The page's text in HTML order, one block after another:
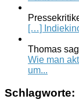
[…]
Thomas
Wie man
um...
Schlagworte: